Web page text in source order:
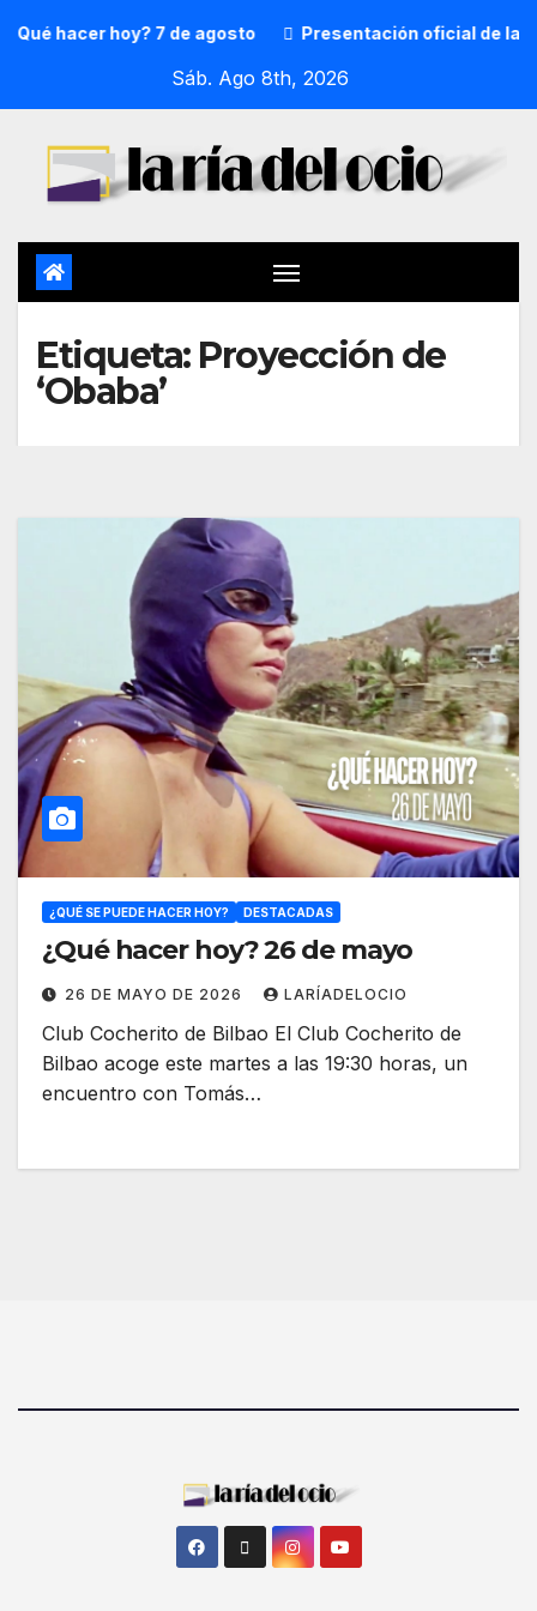
hacer hoy? 7 de agosto Presentación oficial de la
Sáb. Ago 8th, 2026
Etiqueta: Proyección de
‘Obaba’
¿QUÉ SE PUEDE HACER HOY? DESTACADAS
¿Qué hacer hoy? 26 de mayo
26 DE MAYO DE 2026 LARÍADELOCIO
Club Cocherito de Bilbao El Club Cocherito de
Bilbao acoge este martes a las 19:30 horas, un
encuentro con Tomás…